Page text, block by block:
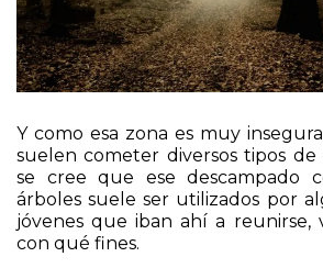
Y como esa zona es muy
suelen cometer diversos tipos de
se cree que ese descampado
árboles suele ser utilizados por
jóvenes que iban ahí a reunirse,